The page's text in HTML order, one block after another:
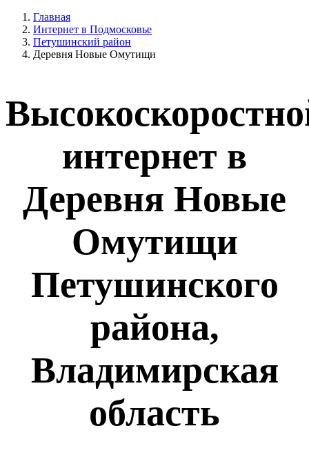
Главная
Интернет в Подмосковье
Петушинский район
Деревня Новые Омутищи
интернет в
Деревня Новые
Омутищи
Петушинского
района,
Владимирская
область